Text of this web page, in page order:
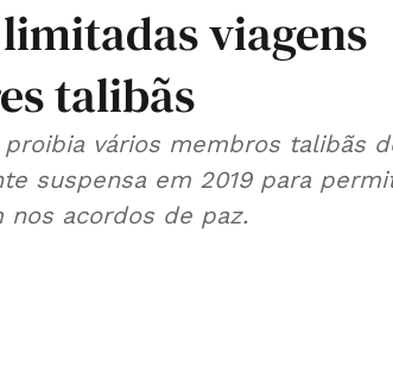
viagens
talibãs
vários membros talibãs
suspensa em 2019 para
nos acordos de paz.